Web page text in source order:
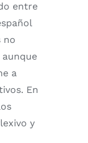
entre
no
a
En
y